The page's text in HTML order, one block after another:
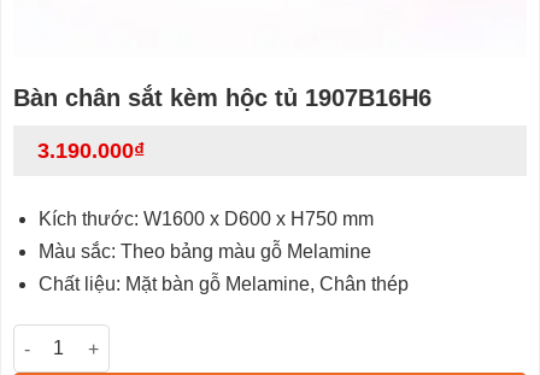
Bàn chân sắt kèm hộc tủ 1907B16H6
3.190.000₫
Kích thước: W1600 x D600 x H750 mm
Màu sắc: Theo bảng màu gỗ Melamine
Chất liệu: Mặt bàn gỗ Melamine, Chân thép
Bàn chân sắt kèm hộc tủ 1907B16H6 số lượng